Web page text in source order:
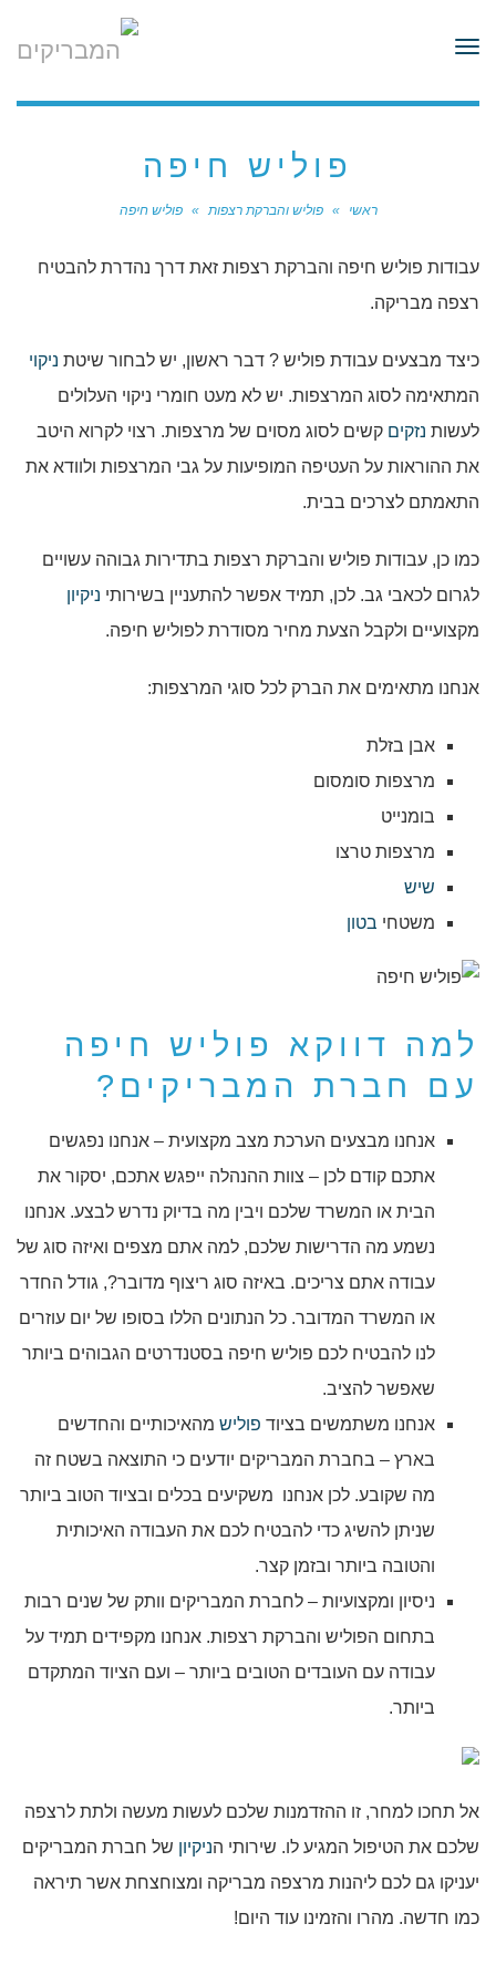
תפריט
פוליש חיפה
ראשי » פוליש והברקת רצפות » פוליש חיפה
עבודות פוליש חיפה והברקת רצפות זאת דרך נהדרת להבטיח
רצפה מבריקה.
כיצד מבצעים עבודת פוליש ? דבר ראשון, יש לבחור שיטת ניקוי
המתאימה לסוג המרצפות. יש לא מעט חומרי ניקוי העלולים
לעשות נזקים קשים לסוג מסוים של מרצפות. רצוי לקרוא היטב
את ההוראות על העטיפה המופיעות על גבי המרצפות ולוודא את
התאמתם לצרכים בבית.
כמו כן, עבודות פוליש והברקת רצפות בתדירות גבוהה עשויים
לגרום לכאבי גב. לכן, תמיד אפשר להתעניין בשירותי ניקיון
מקצועיים ולקבל הצעת מחיר מסודרת לפוליש חיפה.
אנחנו מתאימים את הברק לכל סוגי המרצפות:
אבן בזלת
מרצפות סומסום
בומנייט
מרצפות טרצו
שיש
משטחי בטון
למה דווקא פוליש חיפה
עם חברת המבריקים?
אנחנו מבצעים הערכת מצב מקצועית – אנחנו נפגשים
אתכם קודם לכן – צוות ההנהלה ייפגש אתכם, יסקור את
הבית או המשרד שלכם ויבין מה בדיוק נדרש לבצע. אנחנו
נשמע מה הדרישות שלכם, למה אתם מצפים ואיזה סוג של
עבודה אתם צריכים. באיזה סוג ריצוף מדובר?, גודל החדר
או המשרד המדובר. כל הנתונים הללו בסופו של יום עוזרים
לנו להבטיח לכם פוליש חיפה בסטנדרטים הגבוהים ביותר
שאפשר להציב.
אנחנו משתמשים בציוד פוליש מהאיכותיים והחדשים
בארץ – בחברת המבריקים יודעים כי התוצאה בשטח זה
מה שקובע. לכן אנחנו משקיעים בכלים ובציוד הטוב ביותר
שניתן להשיג כדי להבטיח לכם את העבודה האיכותית
והטובה ביותר ובזמן קצר.
ניסיון ומקצועיות – לחברת המבריקים וותק של שנים רבות
בתחום הפוליש והברקת רצפות. אנחנו מקפידים תמיד על
עבודה עם העובדים הטובים ביותר – ועם הציוד המתקדם
ביותר.
אל תחכו למחר, זו ההזדמנות שלכם לעשות מעשה ולתת לרצפה
שלכם את הטיפול המגיע לו. שירותי הניקיון של חברת המבריקים
יעניקו גם לכם ליהנות מרצפה מבריקה ומצוחצחת אשר תיראה
כמו חדשה. מהרו והזמינו עוד היום!